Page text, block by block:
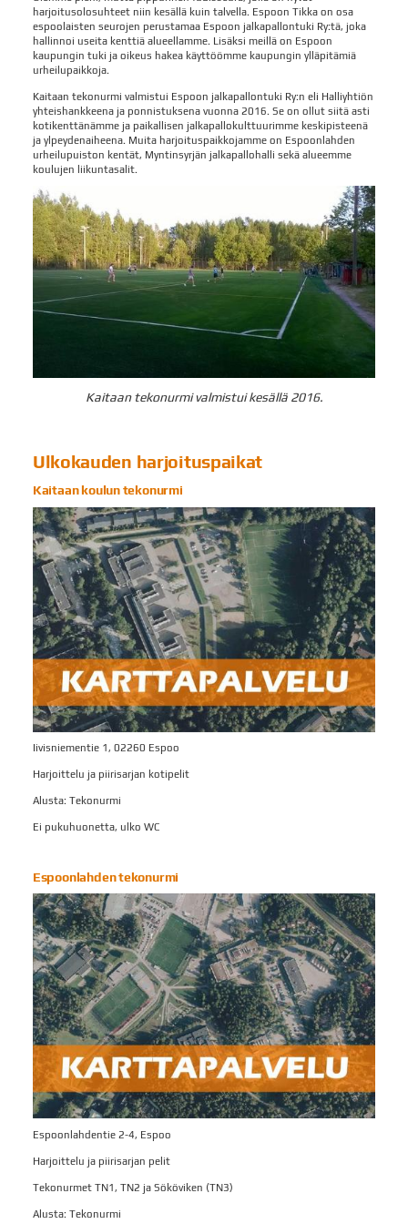
harjoitusolosuhteet niin kesällä kuin talvella. Espoon Tikka on osa
espoolaisten seurojen perustamaa Espoon jalkapallontuki Ry:tä, joka
hallinnoi useita kenttiä alueellamme. Lisäksi meillä on Espoon
kaupungin tuki ja oikeus hakea käyttöömme kaupungin ylläpitämiä
urheilupaikkoja.
Kaitaan tekonurmi valmistui Espoon jalkapallontuki Ry:n eli Halliyhtiön
yhteishankkeena ja ponnistuksena vuonna 2016. Se on ollut siitä asti
kotikenttänämme ja paikallisen jalkapallokulttuurimme keskipisteenä
ja ylpeydenaiheena. Muita harjoituspaikkojamme on Espoonlahden
urheilupuiston kentät, Myntinsyrjän jalkapallohalli sekä alueemme
koulujen liikuntasalit.
Kaitaan tekonurmi valmistui kesällä 2016.
Ulkokauden harjoituspaikat
Kaitaan koulun tekonurmi
Iivisniementie 1, 02260 Espoo
Harjoittelu ja piirisarjan kotipelit
Alusta: Tekonurmi
Ei pukuhuonetta, ulko WC
Espoonlahden tekonurmi
Espoonlahdentie 2-4, Espoo
Harjoittelu ja piirisarjan pelit
Tekonurmet TN1, TN2 ja Sököviken (TN3)
Alusta: Tekonurmi